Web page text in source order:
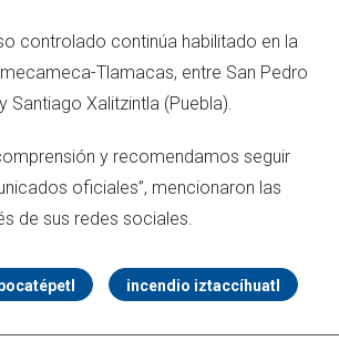
controlado continúa habilitado en la
Tlamacas, entre San Pedro
Santiago Xalitzintla (Puebla).
y recomendamos seguir
oficiales”, mencionaron las
de sus redes sociales.
incendio iztaccíhuatl